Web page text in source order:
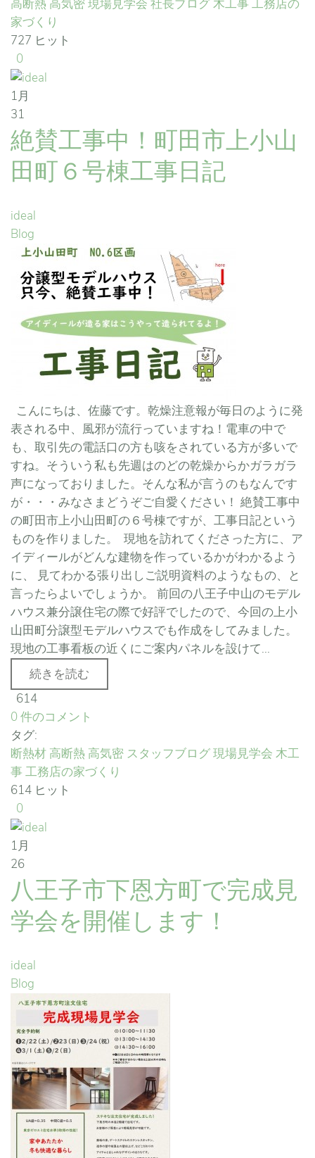
高断熱 高気密現場見学会 社長ブログ 木工事 工務店の
家づくり
727 ヒット
0
1月
31
絶賛工事中！町田市上小山
田町６号棟工事日記
ideal
Blog
こんにちは、佐藤です。乾燥注意報が毎日のように発
表される中、風邪が流行っていますね！電車の中で
も、取引先の電話口の方も咳をされている方が多いで
すね。そういう私も先週はのどの乾燥からかガラガラ
声になっておりました。そんな私が言うのもなんです
が・・・みなさまどうぞご自愛ください！ 絶賛工事中
の町田市上小山田町の６号棟ですが、工事日記という
ものを作りました。 現地を訪れてくださった方に、ア
イディールがどんな建物を作っているかがわかるよう
に、 見てわかる張り出しご説明資料のようなもの、と
言ったらよいでしょうか。 前回の八王子中山のモデル
ハウス兼分譲住宅の際で好評でしたので、今回の上小
山田町分譲型モデルハウスでも作成をしてみました。
現地の工事看板の近くにご案内パネルを設けて...
続きを読む
614
0 件のコメント
タグ:
断熱材 高断熱 高気密 スタッフブログ現場見学会 木工
事 工務店の家づくり
614 ヒット
0
1月
26
八王子市下恩方町で完成見
学会を開催します！
ideal
Blog